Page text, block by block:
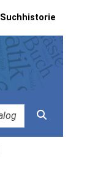
Suchhistorie